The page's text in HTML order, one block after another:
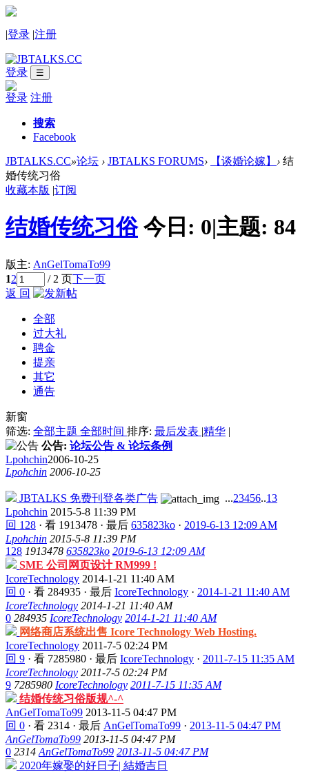
|登录 |注册
登录 ☰
登录 注册
搜索
Facebook
JBTALKS.CC»论坛 › JBTALKS FORUMS› 【谈婚论嫁】 › 结
婚传统习俗
收藏本版 |订阅
结婚传统习俗 今日: 0|主题: 84
版主: AnGelTomaTo99
12 / 2 页下一页
返 回
全部
过大礼
聘金
提亲
其它
通告
新窗
筛选: 全部主题 全部时间 排序: 最后发表 |精华 |
公告: 论坛公告 & 论坛条例
Lpohchin2006-10-25
Lpohchin 2006-10-25
JBTALKS 免费刊登各类广告 ...23456..13
Lpohchin 2015-5-8 11:39 PM
回 128 · 看 1913478 · 最后 635823ko · 2019-6-13 12:09 AM
Lpohchin 2015-5-8 11:39 PM
128 1913478 635823ko 2019-6-13 12:09 AM
SME 公司网页设计 RM999 !
IcoreTechnology 2014-1-21 11:40 AM
回 0 · 看 284935 · 最后 IcoreTechnology · 2014-1-21 11:40 AM
IcoreTechnology 2014-1-21 11:40 AM
0 284935 IcoreTechnology 2014-1-21 11:40 AM
网络商店系统出售 Icore Technology Web Hosting.
IcoreTechnology 2011-7-5 02:24 PM
回 9 · 看 7285980 · 最后 IcoreTechnology · 2011-7-15 11:35 AM
IcoreTechnology 2011-7-5 02:24 PM
9 7285980 IcoreTechnology 2011-7-15 11:35 AM
结婚传统习俗版规^-^
AnGelTomaTo99 2013-11-5 04:47 PM
回 0 · 看 2314 · 最后 AnGelTomaTo99 · 2013-11-5 04:47 PM
AnGelTomaTo99 2013-11-5 04:47 PM
0 2314 AnGelTomaTo99 2013-11-5 04:47 PM
2020年嫁娶的好日子| 結婚吉日